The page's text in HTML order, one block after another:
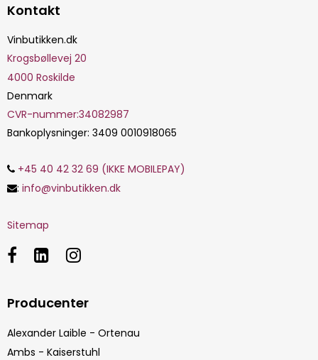
Kontakt
Vinbutikken.dk
Krogsbøllevej 20
4000 Roskilde
Denmark
CVR-nummer:34082987
Bankoplysninger: 3409 0010918065
+45 40 42 32 69 (IKKE MOBILEPAY)
: info@vinbutikken.dk
Sitemap
Producenter
Alexander Laible - Ortenau
Ambs - Kaiserstuhl